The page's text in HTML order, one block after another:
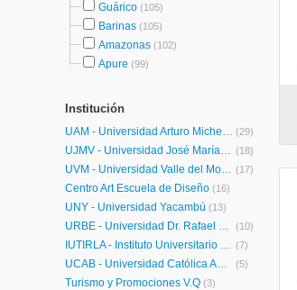
Guárico (105)
Barinas (105)
Amazonas (102)
Apure (99)
Institución
UAM - Universidad Arturo Michelena (29)
UJMV - Universidad José María Vargas (18)
UVM - Universidad Valle del Momboy (17)
Centro Art Escuela de Diseño (16)
UNY - Universidad Yacambú (13)
URBE - Universidad Dr. Rafael Belloso Chacín (10)
IUTIRLA - Instituto Universitario de Tecnología Industrial Rodolfo Loero Arismendi (7)
UCAB - Universidad Católica Andrés Bello (5)
Turismo y Promociones V.Q (3)